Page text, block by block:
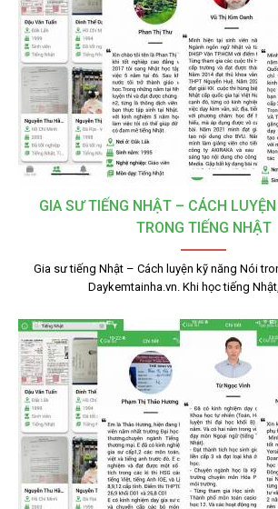
GIA SƯ TIẾNG NHẬT – CÁCH
TRONG TIẾNG NHẬT
Gia sư tiếng Nhật – Cách luyện kỹ năng Nói
Daykemtainha.vn. Khi học tiếng